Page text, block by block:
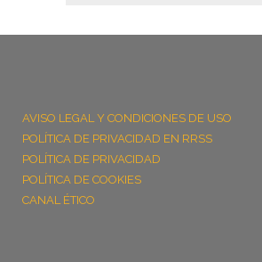
AVISO LEGAL Y CONDICIONES DE USO
POLÍTICA DE PRIVACIDAD EN RRSS
POLÍTICA DE PRIVACIDAD
POLÍTICA DE COOKIES
CANAL ÉTICO